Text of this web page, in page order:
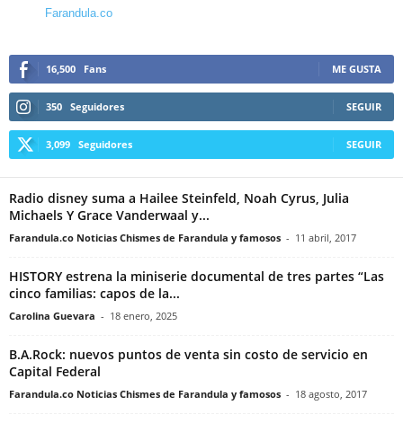
Farandula.co
16,500 Fans ME GUSTA
350 Seguidores SEGUIR
3,099 Seguidores SEGUIR
Radio disney suma a Hailee Steinfeld, Noah Cyrus, Julia
Michaels Y Grace Vanderwaal y...
Farandula.co Noticias Chismes de Farandula y famosos - 11 abril, 2017
HISTORY estrena la miniserie documental de tres partes “Las
cinco familias: capos de la...
Carolina Guevara - 18 enero, 2025
B.A.Rock: nuevos puntos de venta sin costo de servicio en
Capital Federal
Farandula.co Noticias Chismes de Farandula y famosos - 18 agosto, 2017